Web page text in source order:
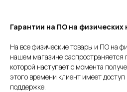
Гарантии на ПО на физических
На все физические товары и ПО на
нашем магазине распространяется
которой наступает с момента
этого времени клиент имеет
поддержке.